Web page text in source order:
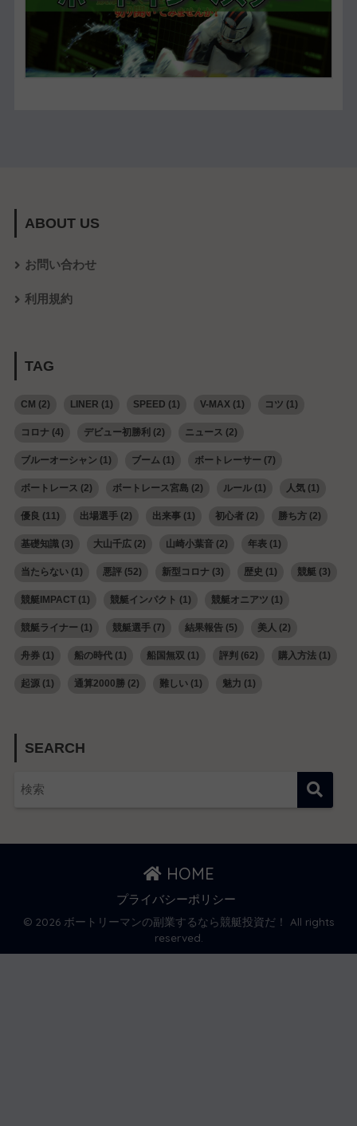
ABOUT US
お問い合わせ
利用規約
TAG
CM (2) LINER (1) SPEED (1) V-MAX(1) コツ (1)
コロナ(4) デビュー初勝利 (2) ニュース (2)
ブルーオーシャン (1) ブーム(1) ボートレーサー (7)
ボートレース (2) ボートレース宮島 (2) ルール(1) 人気(1)
優良 (11) 出場選手(2) 出来事(1) 初心者(2) 勝ち方(2)
基礎知識(3) 大山千広(2) 山崎小葉音(2) 年表(1)
当たらない(1) 悪評(52) 新型コロナ(3) 歴史 (1) 競艇 (3)
競艇IMPACT(1) 競艇インパクト (1) 競艇オニアツ (1)
競艇ライナー (1) 競艇選手(7) 結果報告(5) 美人 (2)
舟券(1) 船の時代(1) 船国無双 (1) 評判 (62) 購入方法(1)
起源(1) 通算2000勝(2) 難しい(1) 魅力 (1)
SEARCH
HOME
プライバシーポリシー
© 2026 ボートリーマンの副業するなら競艇投資だ！ All rights
reserved.